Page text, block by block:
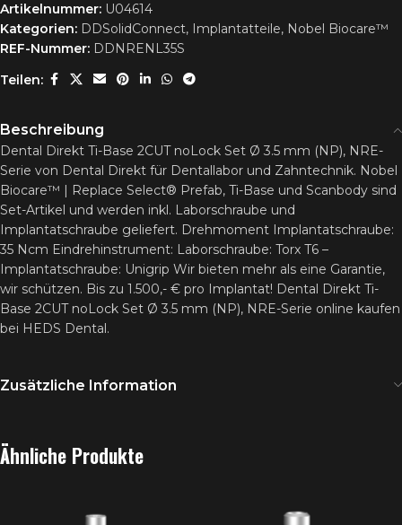
Artikelnummer: U04614
Kategorien: DDSolidConnect, Implantatteile, Nobel Biocare™
REF-Nummer: DDNRENL35S
Teilen:
Beschreibung
Dental Direkt Ti-Base 2CUT noLock Set Ø 3.5 mm (NP), NRE-
Serie von Dental Direkt für Dentallabor und Zahntechnik. Nobel
Biocare™ | Replace Select® Prefab, Ti-Base und Scanbody sind
Set-Artikel und werden inkl. Laborschraube und
Implantatschraube geliefert. Drehmoment Implantatschraube:
35 Ncm Eindrehinstrument: Laborschraube: Torx T6 –
Implantatschraube: Unigrip Wir bieten mehr als eine Garantie,
wir schützen. Bis zu 1.500,- € pro Implantat! Dental Direkt Ti-
Base 2CUT noLock Set Ø 3.5 mm (NP), NRE-Serie online kaufen
bei HEDS Dental.
Zusätzliche Information
Ähnliche Produkte